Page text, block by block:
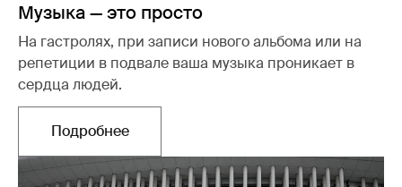
Музыка — это просто
На гастролях, при записи нового альбома или на
репетиции в подвале ваша музыка проникает в
сердца людей.
ПодробнееОткрывается в новой вкладке